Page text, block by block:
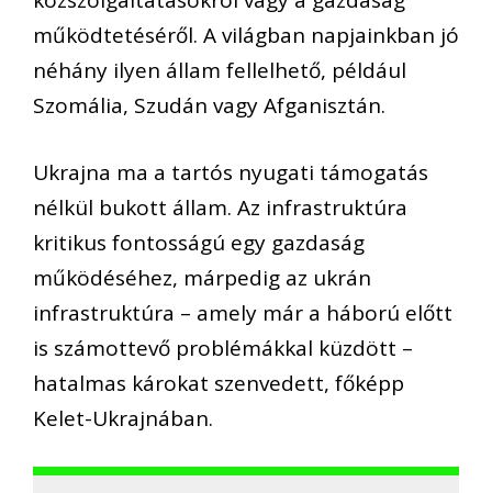
működtetéséről. A világban napjainkban jó
néhány ilyen állam fellelhető, például
Szomália, Szudán vagy Afganisztán.
Ukrajna ma a tartós nyugati támogatás
nélkül bukott állam. Az infrastruktúra
kritikus fontosságú egy gazdaság
működéséhez, márpedig az ukrán
infrastruktúra – amely már a háború előtt
is számottevő problémákkal küzdött –
hatalmas károkat szenvedett, főképp
Kelet-Ukrajnában.